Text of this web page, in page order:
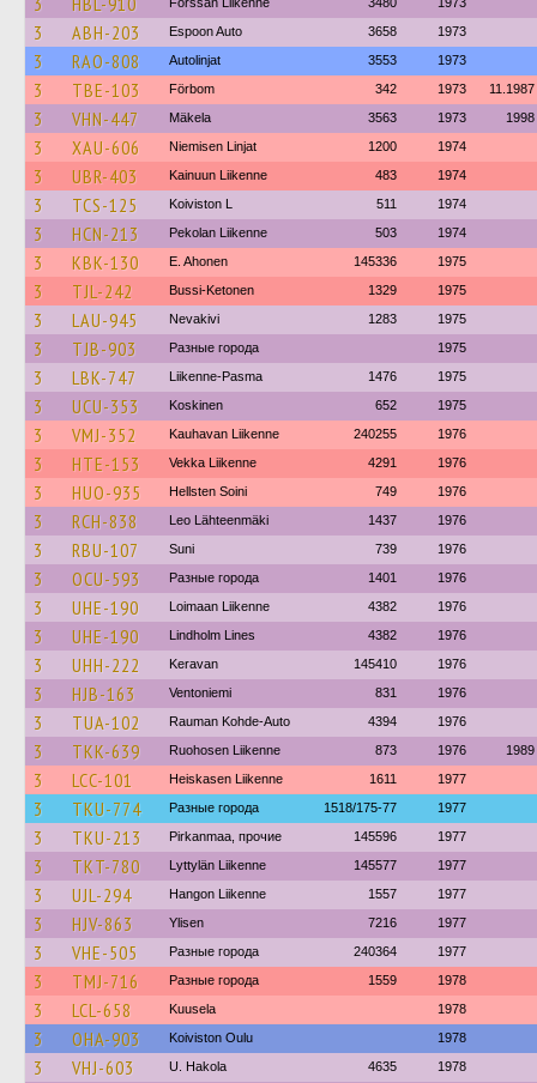
3 ABH-203 Espoon Auto 3658 1973
3 RAO-808 Autolinjat 3553 1973
3 TBE-103 Förbom 342 1973 11.1987
3 VHN-447 Mäkela 3563 1973 1998
3 XAU-606 Niemisen Linjat 1200 1974
3 UBR-403 Kainuun Liikenne 483 1974
3 TCS-125 Koiviston L 511 1974
3 HCN-213 Pekolan Liikenne 503 1974
3 KBK-130 E. Ahonen 145336 1975
3 TJL-242 Bussi-Ketonen 1329 1975
3 LAU-945 Nevakivi 1283 1975
3 TJB-903 Разные города 1975
3 LBK-747 Liikenne-Pasma 1476 1975
3 UCU-353 Koskinen 652 1975
3 VMJ-352 Kauhavan Liikenne 240255 1976
3 HTE-153 Vekka Liikenne 4291 1976
3 HUO-935 Hellsten Soini 749 1976
3 RCH-838 Leo Lähteenmäki 1437 1976
3 RBU-107 Suni 739 1976
3 OCU-593 Разные города 1401 1976
3 UHE-190 Loimaan Liikenne 4382 1976
3 UHE-190 Lindholm Lines 4382 1976
3 UHH-222 Keravan 145410 1976
3 HJB-163 Ventoniemi 831 1976
3 TUA-102 Rauman Kohde-Auto 4394 1976
3 TKK-639 Ruohosen Liikenne 873 1976 1989
3 LCC-101 Heiskasen Liikenne 1611 1977
3 TKU-774 Разные города 1518/175-77 1977
3 TKU-213 Pirkanmaa, прочие 145596 1977
3 TKT-780 Lyttylän Liikenne 145577 1977
3 UJL-294 Hangon Liikenne 1557 1977
3 HJV-863 Ylisen 7216 1977
3 VHE-505 Разные города 240364 1977
3 TMJ-716 Разные города 1559 1978
3 LCL-658 Kuusela 1978
3 OHA-903 Koiviston Oulu 1978
3 VHJ-603 U. Hakola 4635 1978